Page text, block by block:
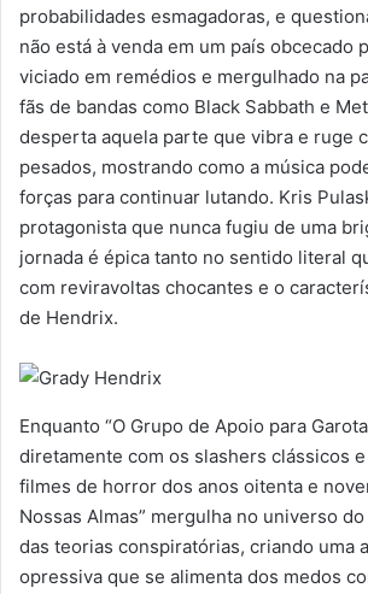
probabilidades esmagadoras, e
não está à venda em um país obcecado
viciado em remédios e mergulhado na
fãs de bandas como Black Sabbath e
desperta aquela parte que vibra e ruge
pesados, mostrando como a música
forças para continuar lutando. Kris
protagonista que nunca fugiu de uma
jornada é épica tanto no sentido literal
com reviravoltas chocantes e o
de Hendrix.
Enquanto “O Grupo de Apoio para
diretamente com os slashers clássicos
filmes de horror dos anos oitenta e
Nossas Almas” mergulha no universo
das teorias conspiratórias, criando uma
opressiva que se alimenta dos medos